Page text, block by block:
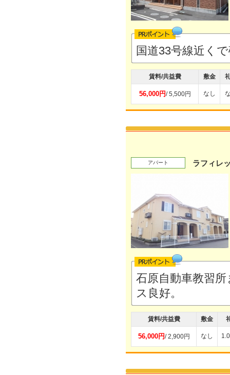
国道33号線近く
賃料/共益費 敷金
56,000円/ 5,500円 なし
アパート ラフィレ
石原自動車教習
ス良好。
賃料/共益費 敷金
56,000円/ 2,900円 なし